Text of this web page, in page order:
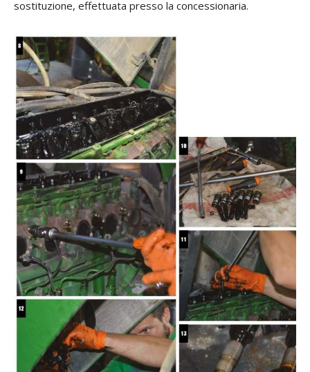
sostituzione, effettuata presso la concessionaria.